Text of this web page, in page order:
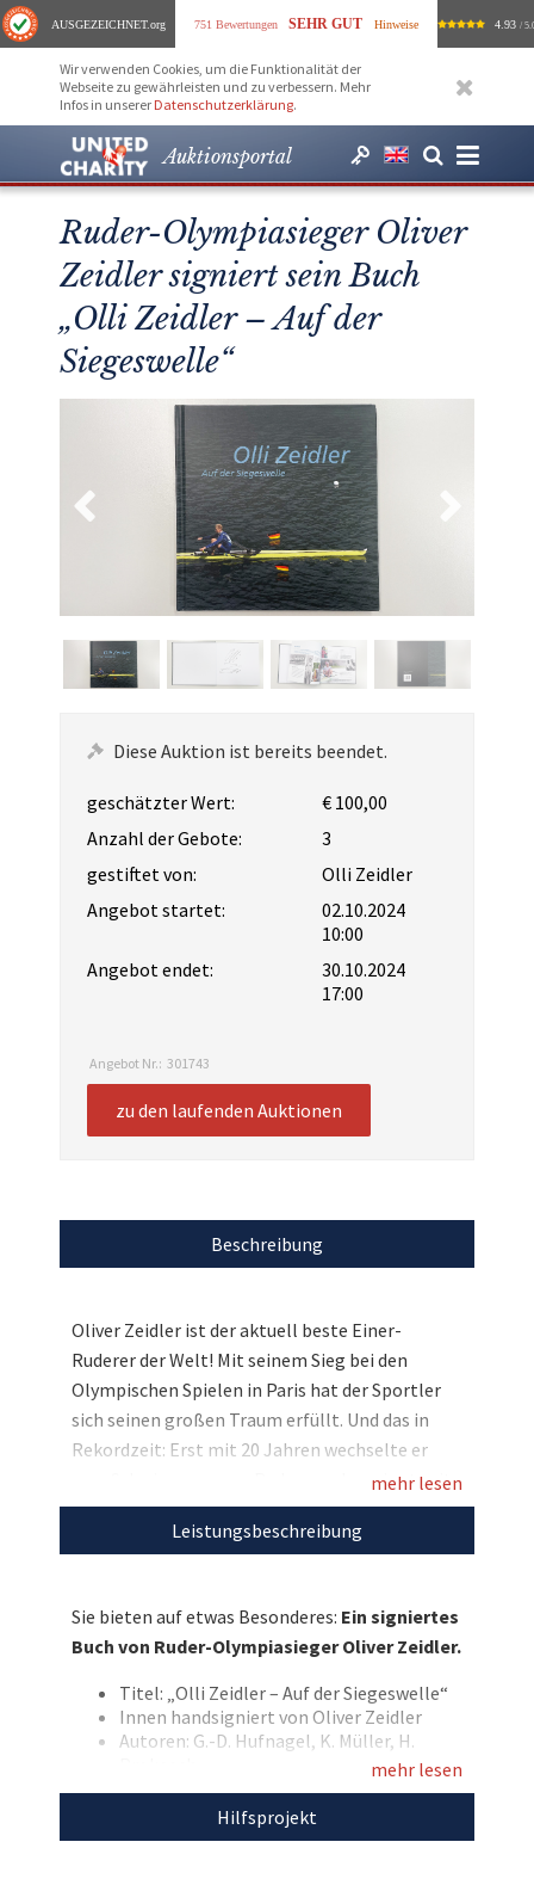
AUSGEZEICHNET.org 751 Bewertungen SEHR GUT Hinweise 4.93 /
Wir verwenden Cookies, um die Funktionalität der
Webseite zu gewährleisten und zu verbessern. Mehr
Infos in unserer Datenschutzerklärung.
Auktionsportal
Ruder-Olympiasieger Oliver
Zeidler signiert sein Buch
„Olli Zeidler – Auf der
Siegeswelle“
Diese Auktion ist bereits beendet.
geschätzter Wert:
€ 100,00
Anzahl der Gebote:
3
gestiftet von:
Olli Zeidler
Angebot startet:
02.10.2024
10:00
Angebot endet:
30.10.2024
17:00
Angebot Nr.: 301743
zu den laufenden Auktionen
Beschreibung
Oliver Zeidler ist der aktuell beste Einer-
Ruderer der Welt! Mit seinem Sieg bei den
Olympischen Spielen in Paris hat der Sportler
sich seinen großen Traum erfüllt. Und das in
Rekordzeit: Erst mit 20 Jahren wechselte er
vom Schwimmen zum Rudern und gewinnt seit
Jahren Goldmedaille um Goldmedaille. Für den
guten Zweck hat der dreimalige Weltmeister
Bildern seinen Weg zu Olympia 2024 begleitet.
Bieten Sie mit und unterstützen Sie die
Beratungsstelle donum vitae Minden!
Entdecken Sie bei uns auch
für den guten
Zweck!
mehr lesen
Leistungsbeschreibung
Sie bieten auf etwas Besonderes: Ein signiertes
Buch von Ruder-Olympiasieger Oliver Zeidler.
Titel: „Olli Zeidler – Auf der Siegeswelle“
Innen handsigniert von Oliver Zeidler
Autoren: G.-D. Hufnagel, K. Müller, H.
Mit dem Erlös dieser Auktion unterstützen wir
dieBeratungsstelle donum vitae Minden.
mehr lesen
Hilfsprojekt